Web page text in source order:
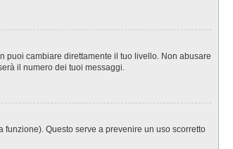
puoi cambiare direttamente il tuo livello. Non abusare
il numero dei tuoi messaggi.
Questo serve a prevenire un uso scorretto